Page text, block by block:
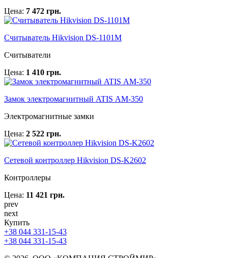
Цена: 7 472 грн.
Считыватель Hikvision DS-1101M
Считыватели
Цена: 1 410 грн.
Замок электромагнитный ATIS АМ-350
Электромагнитные замки
Цена: 2 522 грн.
Сетевой контроллер Hikvision DS-K2602
Контроллеры
Цена: 11 421 грн.
prev
next
Купить
+38 044 331-15-43
+38 044 331-15-43